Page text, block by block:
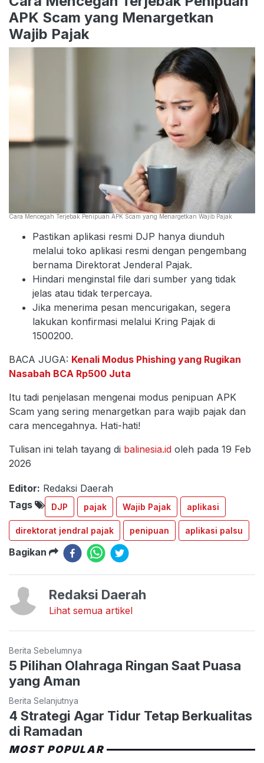
APK Scam yang Menargetkan
Wajib Pajak
Cara Mencegah Terjebak Penipuan APK Scam yang Menargetkan Wajib Pajak
Pastikan aplikasi resmi DJP hanya diunduh
melalui toko aplikasi resmi dengan pengembang
bernama Direktorat Jenderal Pajak.
Hindari menginstal file dari sumber yang tidak
jelas atau tidak terpercaya.
Jika menerima pesan mencurigakan, segera
lakukan konfirmasi melalui Kring Pajak di
1500200.
BACA JUGA: Kenali Modus Phishing yang Rugikan
Nasabah BCA Rp500 Juta
Itu tadi penjelasan mengenai modus penipuan APK
Scam yang sering menargetkan para wajib pajak dan
cara mencegahnya. Hati-hati!
Tulisan ini telah tayang di balinesia.id oleh pada 19 Feb
2026
Editor: Redaksi Daerah
Tags
DJP pajak Wajib Pajak aplikasi
direktorat jendral pajak penipuan aplikasi palsu
Bagikan
Redaksi Daerah
Lihat semua artikel
Berita Sebelumnya
5 Pilihan Olahraga Ringan Saat Puasa
yang Aman
Berita Selanjutnya
4 Strategi Agar Tidur Tetap Berkualitas
di Ramadan
MOST POPULAR